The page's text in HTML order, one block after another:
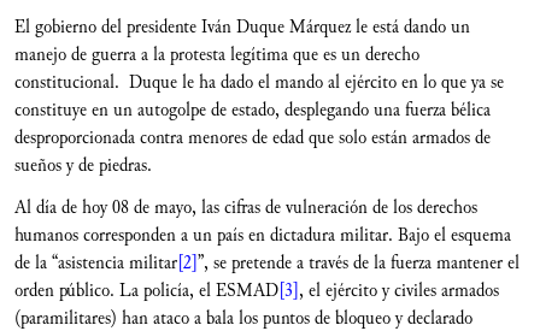
El gobierno del presidente Iván Duque Márquez le está dando un
manejo de guerra a la protesta legítima que es un derecho
constitucional. Duque le ha dado el mando al ejército en lo que ya se
constituye en un autogolpe de estado, desplegando una fuerza bélica
desproporcionada contra menores de edad que solo están armados de
sueños y de piedras.
Al día de hoy 08 de mayo, las cifras de vulneración de los derechos
humanos corresponden a un país en dictadura militar. Bajo el esquema
de la “asistencia militar[2]”, se pretende a través de la fuerza mantener el
orden público. La policía, el ESMAD[3], el ejército y civiles armados
(paramilitares) han ataco a bala los puntos de bloqueo y declarado